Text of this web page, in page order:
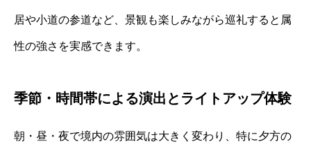
居や小道の参道など、景観も楽しみながら巡礼すると属
性の強さを実感できます。
季節・時間帯による演出とライトアップ体験
朝・昼・夜で境内の雰囲気は大きく変わり、特に夕方の